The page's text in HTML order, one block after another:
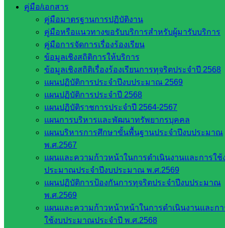
คู่มือ/เอกสาร
คู่มือมาตรฐานการปฏิบัติงาน
คู่มือหรือแนวทางขอรับบริการสำหรับผู้มารับบริการ
คู่มือการจัดการเรื่องร้องเรียน
ข้อมูลเชิงสถิติการให้บริการ
ข้อมูลเชิงสถิติเรื่องร้องเรียนการทุจริตประจำปี 2568
แผนปฏิบัติการประจำปีงบประมาณ 2569
แผนปฏิบัติการประจำปี 2568
แผนปฏิบัติราชการประจำปี 2564-2567
แผนการบริหารและพัฒนาทรัพยากรบุคคล
แผนบริหารการศึกษาขั้นพื้นฐานประจำปีงบประมาณ
พ.ศ.2567
แผนและความก้าวหน้าในการดำเนินงานและการใช้
ประมาณประจำปีงบประมาณ พ.ศ.2569
แผนปฏิบัติการป้องกันการทุจริตประจำปีงบประมาณ
พ.ศ.2569
แผนและความก้าวหน้าหน้าในการดำเนินงานและก
ใช้งบประมาณประจำปี พ.ศ.2568
Post Views: 403
นภษร สิงห์หัดชัย